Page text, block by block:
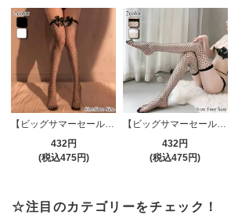
【ビッグサマーセール対象品】ストッキング(STOCKING) 882
432円
(税込475円)
【ビッグサマーセール対象品】ストッキング(STOCKING) 631
432円
(税込475円)
☆注目のカテゴリーをチェック！